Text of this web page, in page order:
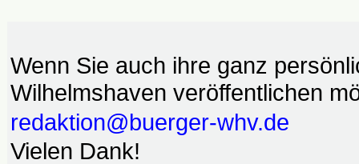
Wenn Sie auch ihre ganz
Wilhelmshaven veröffentlichen
redaktion@buerger-whv.de
Vielen Dank!